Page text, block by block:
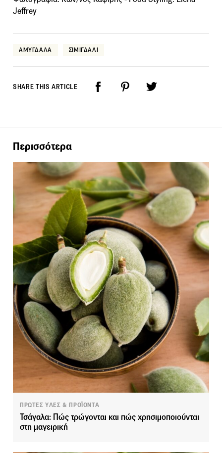
Jeffrey
ΑΜΥΓΔΑΛΑ ΣΙΜΙΓΔΑΛΙ
SHARE THIS ARTICLE
Περισσότερα
ΠΡΩΤΕΣ ΥΛΕΣ & ΠΡΟΪΟΝΤΑ
Τσάγαλα: Πώς τρώγονται και πώς χρησιμοποιούνται
στη μαγειρική